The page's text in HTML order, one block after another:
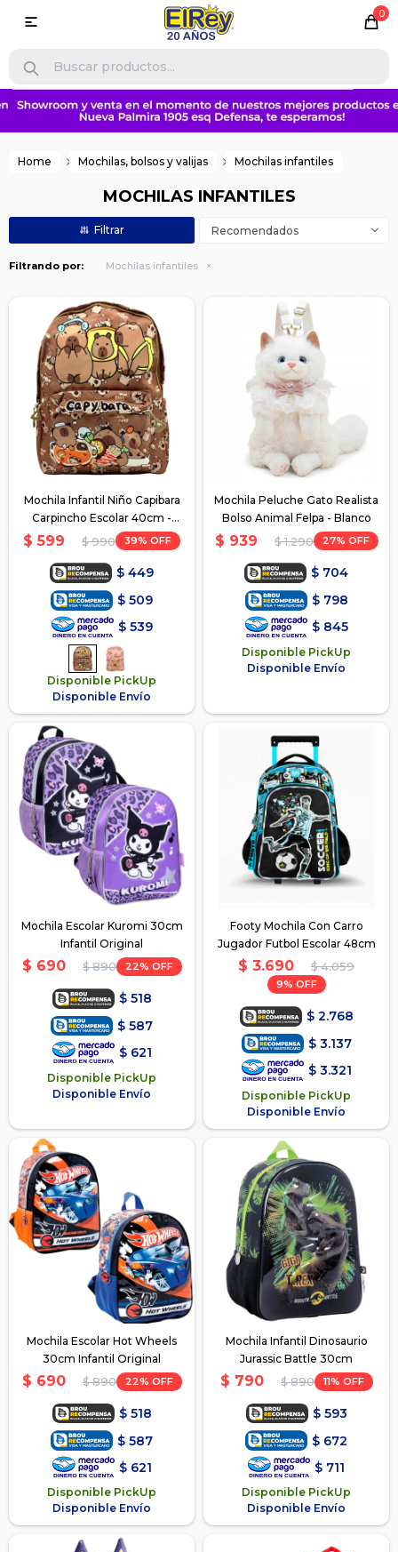
0

Home Mochilas, bolsos y valijas Mochilas infantiles
MOCHILAS INFANTILES
Recomendados
Filtrando por: Mochilas infantiles
Mochila Infantil Niño Capibara
Carpincho Escolar 40cm -
Marron
$ 599 $ 990 39
$ 449
$ 509
$ 539
Disponible PickUp
Disponible Envío
Mochila Peluche Gato Realista
Bolso Animal Felpa - Blanco
$ 939 $ 1.290 27
$ 704
$ 798
$ 845
Disponible PickUp
Disponible Envío
Mochila Escolar Kuromi 30cm
Infantil Original
$ 690 $ 890 22
$ 518
$ 587
$ 621
Disponible PickUp
Disponible Envío
Footy Mochila Con Carro
Jugador Futbol Escolar 48cm
$ 3.690 $ 4.059
9
$ 2.768
$ 3.137
$ 3.321
Disponible PickUp
Disponible Envío
Mochila Escolar Hot Wheels
30cm Infantil Original
$ 690 $ 890 22
$ 518
$ 587
$ 621
Disponible PickUp
Disponible Envío
Mochila Infantil Dinosaurio
Jurassic Battle 30cm
$ 790 $ 890 11
$ 593
$ 672
$ 711
Disponible PickUp
Disponible Envío